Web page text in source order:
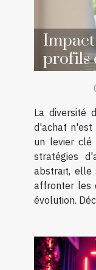
profils
La diversité
d'achat n'est
un levier clé
stratégies
abstrait, elle
affronter les
évolution.